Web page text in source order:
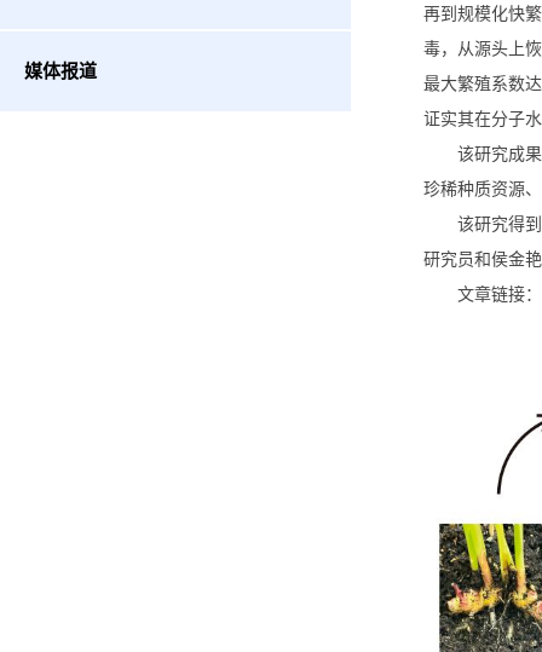
媒体报道
再到规模化快
毒，从源头上
最大繁殖系数
证实其在分子
该研究成
珍稀种质资源
该研究得
研究员和侯金
文章链接：